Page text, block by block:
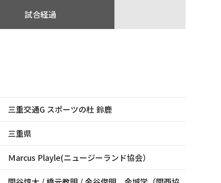
試合経過
三重交通G スポーツの杜 鈴鹿
三重県
Ｍarcus Playle(ニュージーランド協会）